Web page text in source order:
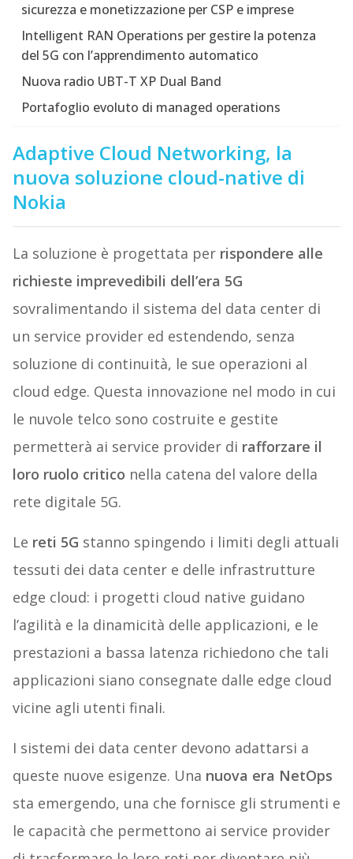
sicurezza e monetizzazione per CSP e imprese
Intelligent RAN Operations per gestire la potenza
del 5G con l’apprendimento automatico
Nuova radio UBT-T XP Dual Band
Portafoglio evoluto di managed operations
Adaptive Cloud Networking, la
nuova soluzione cloud-native di
Nokia
La soluzione è progettata per rispondere alle
richieste imprevedibili dell’era 5G
sovralimentando il sistema del data center di
un service provider ed estendendo, senza
soluzione di continuità, le sue operazioni al
cloud edge. Questa innovazione nel modo in cui
le nuvole telco sono costruite e gestite
permetterà ai service provider di rafforzare il
loro ruolo critico nella catena del valore della
rete digitale 5G.
Le reti 5G stanno spingendo i limiti degli attuali
tessuti dei data center e delle infrastrutture
edge cloud: i progetti cloud native guidano
l’agilità e la dinamicità delle applicazioni, e le
prestazioni a bassa latenza richiedono che tali
applicazioni siano consegnate dalle edge cloud
vicine agli utenti finali.
I sistemi dei data center devono adattarsi a
queste nuove esigenze. Una nuova era NetOps
sta emergendo, una che fornisce gli strumenti e
le capacità che permettono ai service provider